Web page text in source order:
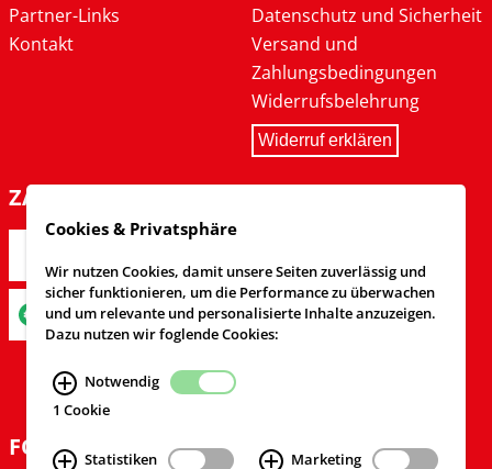
Partner-Links
Kontakt
Datenschutz und Sicherheit
Versand und
Zahlungsbedingungen
Widerrufsbelehrung
Widerruf erklären
ZAHLARTEN
FOLGEN SIE UNS
Cookies & Privatsphäre
Wir nutzen Cookies, damit unsere Seiten zuverlässig und
sicher funktionieren, um die Performance zu überwachen
und um relevante und personalisierte Inhalte anzuzeigen.
Dazu nutzen wir foglende Cookies:
Notwendig
1 Cookie
Statistiken Marketing